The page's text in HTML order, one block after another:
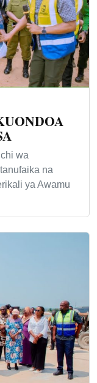
wa
na
ya Awamu